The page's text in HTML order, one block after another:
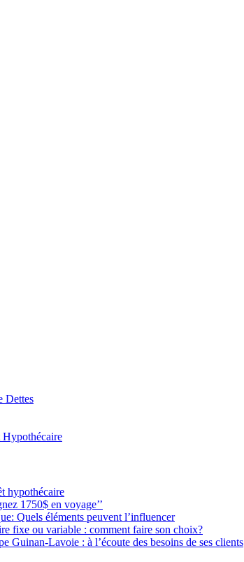
Dettes
Hypothécaire
hypothécaire
1750$ en voyage’’
Quels éléments peuvent l’influencer
fixe ou variable : comment faire son choix?
Guinan-Lavoie : à l’écoute des besoins de ses clients